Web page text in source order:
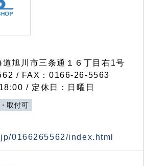
旭川市三条通１６丁目右1号
/ FAX：0166-26-5563
/ 定休日：日曜日
取付可
0166265562/index.html